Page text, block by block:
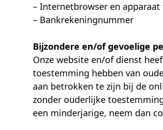
– Internetbrowser en apparaat
– Bankrekeningnummer
Bijzondere en/of gevoelige
Onze website en/of dienst
toestemming hebben van
aan betrokken te zijn bij de
zonder ouderlijke
een minderjarige, neem dan